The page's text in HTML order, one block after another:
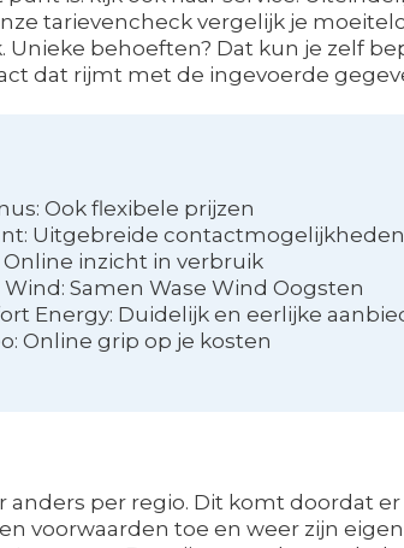
tarievencheck vergelijk je
Unieke behoeften? Dat kun je zelf
dat rijmt met de ingevoerde
Ook flexibele prijzen
Uitgebreide contactmogelijkheden
Online inzicht in verbruik
Wind: Samen Wase Wind Oogsten
Energy: Duidelijk en eerlijke
Online grip op je kosten
anders per regio. Dit komt doordat er
voorwaarden toe en weer zijn